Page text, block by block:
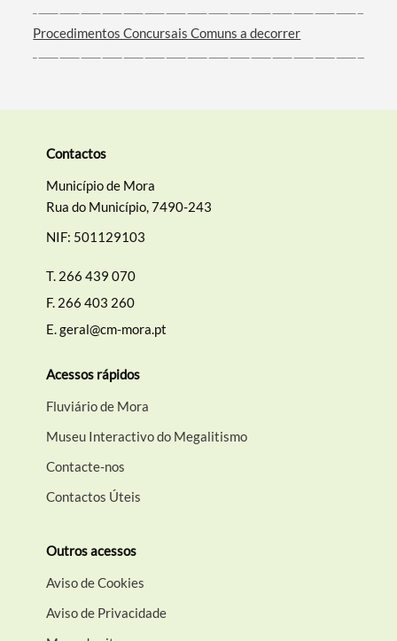
Procedimentos Concursais Comuns a decorrer
Contactos
Município de Mora
Rua do Município, 7490-243
NIF: 501129103
T. 266 439 070
F. 266 403 260
E.geral@cm-mora.pt
Acessos rápidos
Fluviário de Mora
Museu Interactivo do Megalitismo
Contacte-nos
Contactos Úteis
Outros acessos
Aviso de Cookies
Aviso de Privacidade